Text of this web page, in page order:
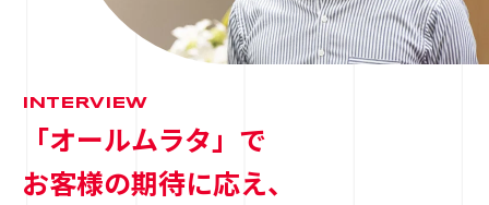
INTERVIEW
「オールムラタ」で
お客様の期待に応え、